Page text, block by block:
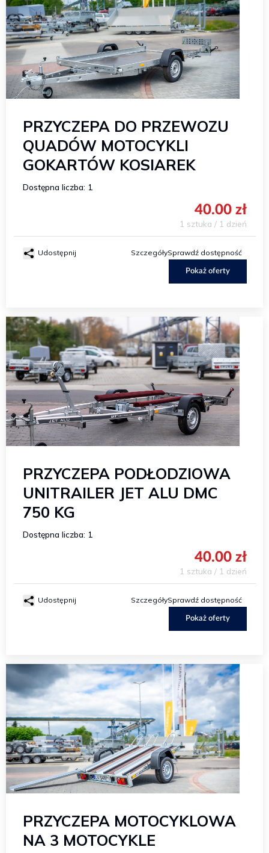
PRZYCZEPA DO PRZEWOZU
QUADÓW MOTOCYKLI
GOKARTÓW KOSIAREK
Dostępna liczba: 1
40.00 zł
1 sztuka / 1 dzień
Udostępnij SzczegółySprawdź dostępność
Pokaż oferty
PRZYCZEPA PODŁODZIOWA
UNITRAILER JET ALU DMC
750 KG
Dostępna liczba: 1
40.00 zł
1 sztuka / 1 dzień
Udostępnij SzczegółySprawdź dostępność
Pokaż oferty
PRZYCZEPA MOTOCYKLOWA
NA 3 MOTOCYKLE